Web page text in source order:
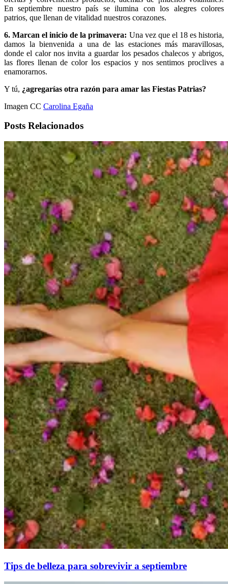
En septiembre nuestro país se ilumina con los alegres colores
patrios, que llenan de vitalidad nuestros corazones.
6. Marcan el inicio de la primavera: Una vez que el 18 es historia,
damos la bienvenida a una de las estaciones más maravillosas,
donde el calor nos invita a guardar los pesados chalecos y abrigos,
las flores llenan de color los espacios y nos sentimos proclives a
enamorarnos.
Y tú, ¿agregarías otra razón para amar las Fiestas Patrias?
Imagen CC Carolina Egaña
Posts Relacionados
Tips de belleza para sobrevivir a septiembre